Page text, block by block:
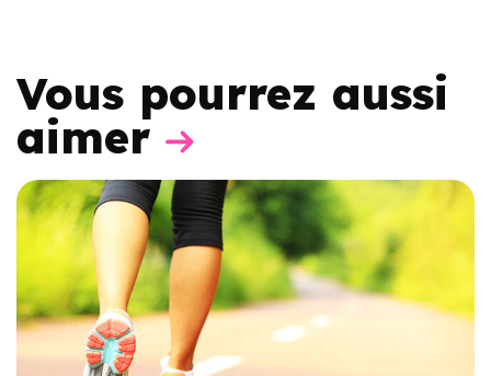
Vous pourrez aussi
aimer